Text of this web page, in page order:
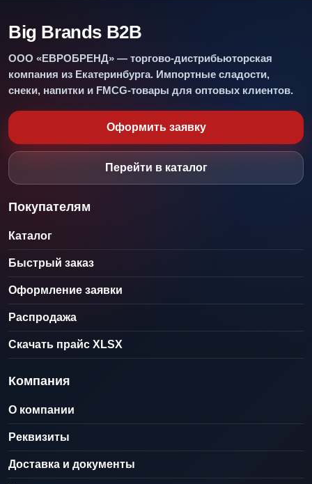
Big Brands B2B
ООО «ЕВРОБРЕНД» — торгово-дистрибьюторская
компания из Екатеринбурга. Импортные сладости,
снеки, напитки и FMCG-товары для оптовых клиентов.
Оформить заявку
Перейти в каталог
Покупателям
Каталог
Быстрый заказ
Оформление заявки
Распродажа
Скачать прайс XLSX
Компания
О компании
Реквизиты
Доставка и документы